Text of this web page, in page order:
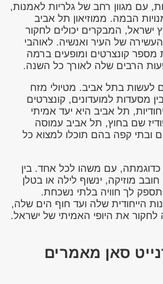
עם מגוון רחב של גלריות לאמנות,
הבמה. ממוזיאון תל אביב
ישראל, המבקרים יכולים לחקור
של העיר ואנשיה. לאוהבי
מספר קונצרטים ומופעים ברמה
הרבים שלה לאורך כל השנה.
לעשות בתל אביב. מטיולי מזח
מסעדות למועדונים, קונצרטים
תל אביב היא יעד אמיתי
שם בחוץ, תל אביב עמוסה
ובתי קפה בהם תוכלו למצוא כל
כדוגמתה, עם משהו לכל אחד. בין
מוזיקה, ינשוף לילה או בטלן
לך חוויה בלתי נשכחת.
הייחודית שלה ועד חוף הים שלה,
לחקור את היופי האמיתי של ישראל.
סאן מאמרים